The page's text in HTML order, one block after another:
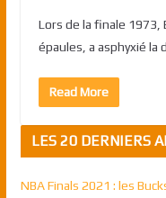
Lors de la finale 1973,
épaules, a asphyxié la
Read More
LES 20 DERNIERS
NBA Finals 2021 : les